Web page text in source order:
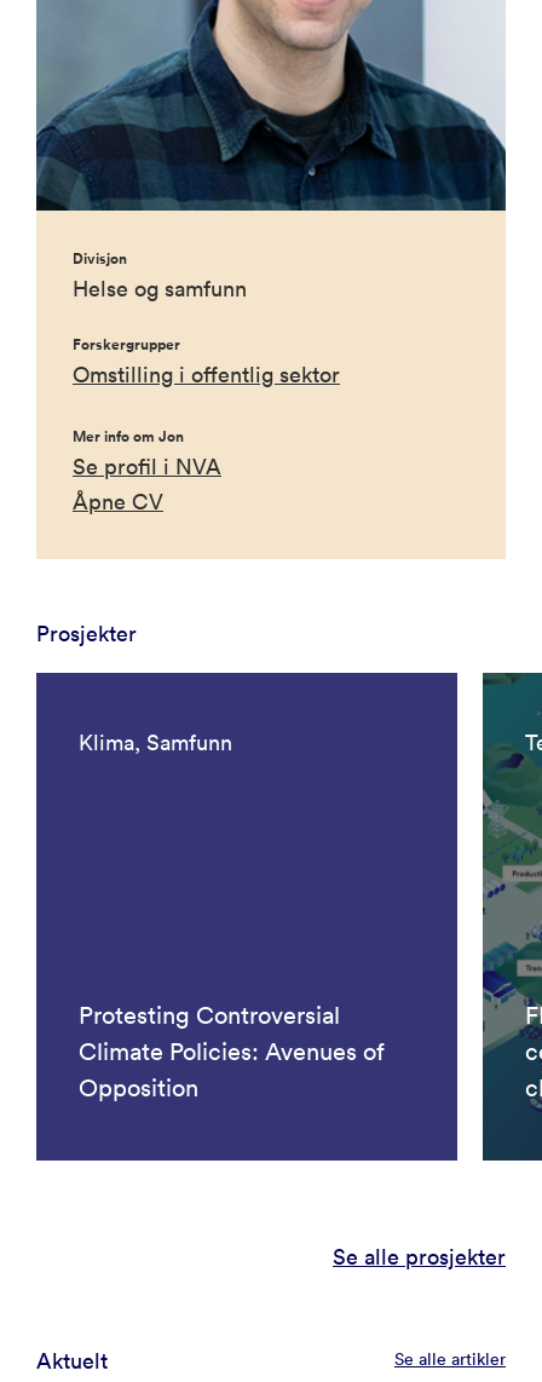
Divisjon
Helse og samfunn
Forskergrupper
Omstilling i offentlig sektor
Mer info om Jon
Se profil i NVA
Åpne CV
Prosjekter
Klima, Samfunn
Protesting Controversial
Climate Policies: Avenues of
Opposition
Se alle prosjekter
Aktuelt Se alle artikler